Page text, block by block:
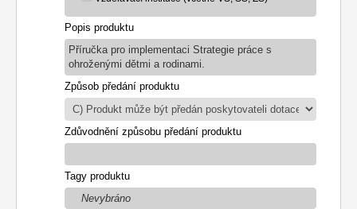
Popis produktu
Příručka pro implementaci Strategie práce s
ohroženými dětmi a rodinami.
Způsob předání produktu
Zdůvodnění způsobu předání produktu
Tagy produktu
Nevybráno